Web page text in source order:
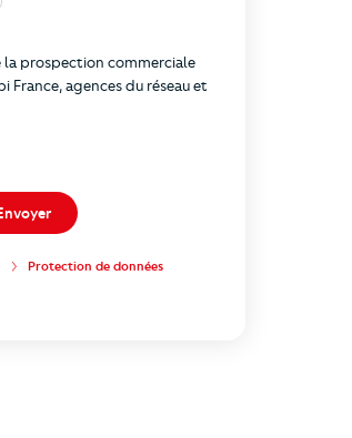
la prospection commerciale
France, agences du réseau et
Protection de données